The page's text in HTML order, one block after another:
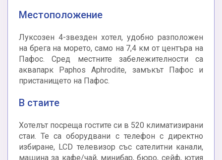
Местоположение
Луксозен 4-звезден хотел, удобно разположен
на брега на морето, само на 7,4 км от центъра на
Пафос. Сред местните забележителности са
аквапарк Paphos Aphrodite, замъкът Пафос и
пристанището на Пафос.
В стаите
Хотелът посреща гостите си в 520 климатизирани
стаи. Те са оборудвани с телефон с директно
избиране, LCD телевизор със сателитни канали,
машина за кафе/чай, минибар, бюро, сейф, ютия